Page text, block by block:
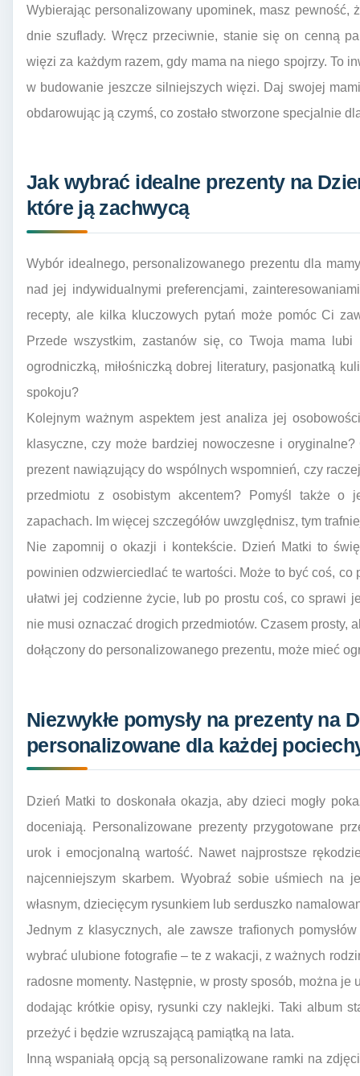
Wybierając personalizowany upominek, masz pewność,
dnie szuflady. Wręcz przeciwnie, stanie się on cenną
więzi za każdym razem, gdy mama na niego spojrzy. To
w budowanie jeszcze silniejszych więzi. Daj swojej
obdarowując ją czymś, co zostało stworzone specjalnie
Jak wybrać idealne prezenty na
które ją zachwycą
Wybór idealnego, personalizowanego prezentu dla
nad jej indywidualnymi preferencjami,
recepty, ale kilka kluczowych pytań może pomóc Ci
Przede wszystkim, zastanów się, co Twoja mama
ogrodniczką, miłośniczką dobrej literatury, pasjonatką
spokoju?
Kolejnym ważnym aspektem jest analiza jej
klasyczne, czy może bardziej nowoczesne i
prezent nawiązujący do wspólnych wspomnień, czy
przedmiotu z osobistym akcentem? Pomyśl także o
zapachach. Im więcej szczegółów uwzględnisz, tym
Nie zapomnij o okazji i kontekście. Dzień Matki to
powinien odzwierciedlać te wartości. Może to być coś,
ułatwi jej codzienne życie, lub po prostu coś, co sprawi
nie musi oznaczać drogich przedmiotów. Czasem prosty,
dołączony do personalizowanego prezentu, może mieć
Niezwykłe pomysły na prezenty na
personalizowane dla każdej
Dzień Matki to doskonała okazja, aby dzieci mogły
doceniają. Personalizowane prezenty przygotowane
urok i emocjonalną wartość. Nawet najprostsze
najcenniejszym skarbem. Wyobraź sobie uśmiech na
własnym, dziecięcym rysunkiem lub serduszko
Jednym z klasycznych, ale zawsze trafionych
wybrać ulubione fotografie – te z wakacji, z ważnych
radosne momenty. Następnie, w prosty sposób, można
dodając krótkie opisy, rysunki czy naklejki. Taki album
przeżyć i będzie wzruszającą pamiątką na lata.
Inną wspaniałą opcją są personalizowane ramki na